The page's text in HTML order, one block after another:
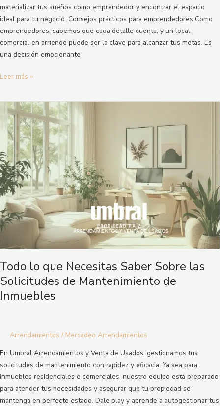
materializar tus sueños como emprendedor y encontrar el espacio
ideal para tu negocio. Consejos prácticos para emprendedores Como
emprendedores, sabemos que cada detalle cuenta, y un local
comercial en arriendo puede ser la clave para alcanzar tus metas. Es
una decisión emocionante
Leer más »
Todo lo que Necesitas Saber Sobre las
Solicitudes de Mantenimiento de
Inmuebles
Arrendamientos / Mercadeo Arrendamientos
En Umbral Arrendamientos y Venta de Usados, gestionamos tus
solicitudes de mantenimiento con rapidez y eficacia. Ya sea para
inmuebles residenciales o comerciales, nuestro equipo está preparado
para atender tus necesidades y asegurar que tu propiedad se
mantenga en perfecto estado. Dale play y aprende a autogestionar tus
Todo
que
Necesitas
Saber
Sobre
las
Solicitudes
de
Mantenimiento
de